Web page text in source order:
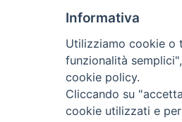
Informativa
Utilizziamo cookie o
funzionalità
cookie policy.
Cliccando su
cookie utilizzati e